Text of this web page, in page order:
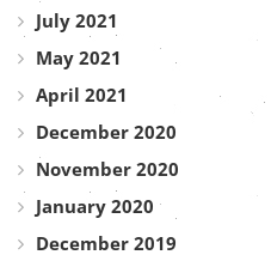
July 2021
May 2021
April 2021
December 2020
November 2020
January 2020
December 2019